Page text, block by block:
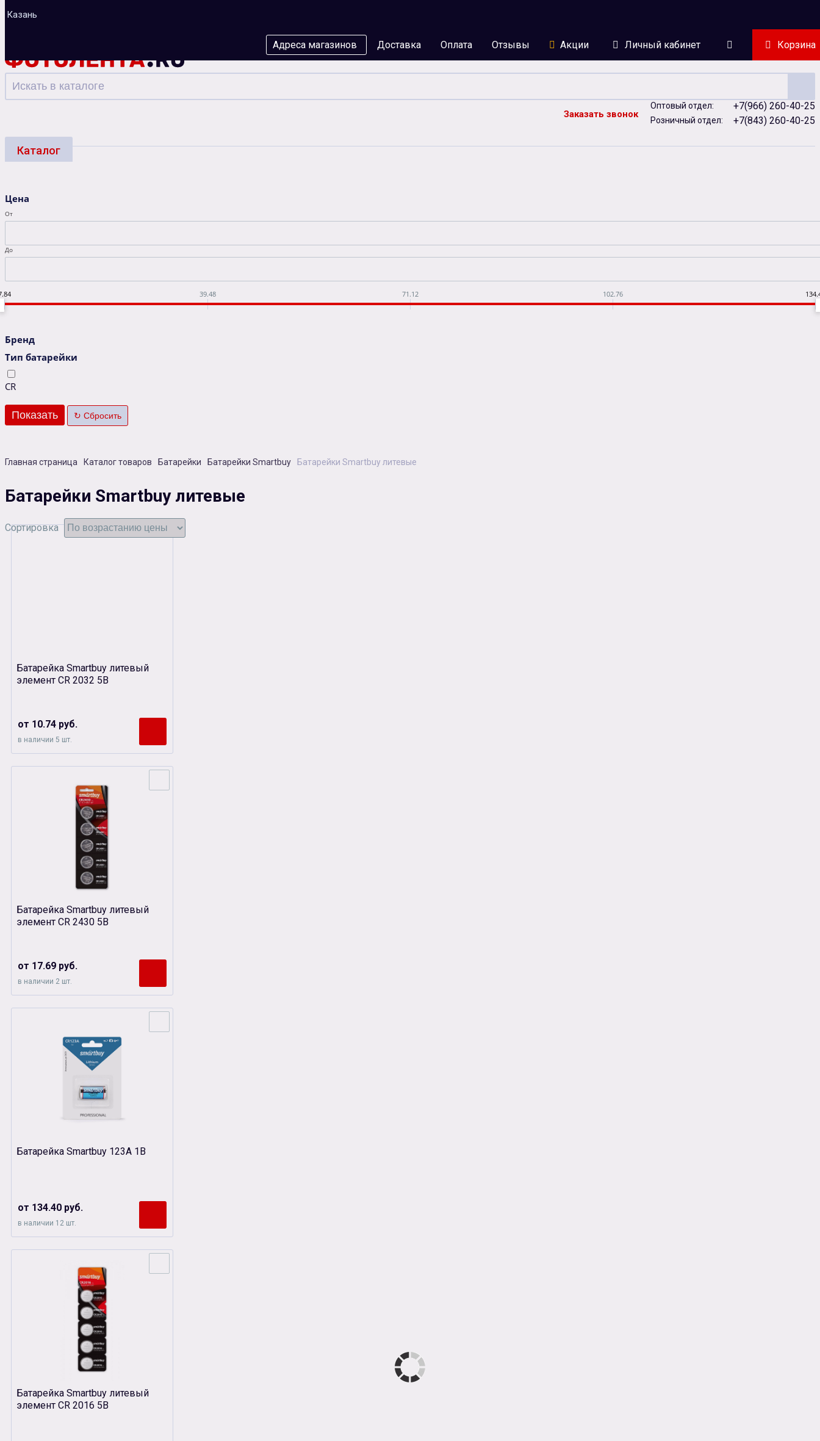
Казань
Адреса магазинов Доставка Оплата Отзывы Акции Личный кабинет Корзина
Заказать звонок
Оптовый отдел: +7(966) 260-40-25
Розничный отдел: +7(843) 260-40-25
Каталог
Цена
От
До
39.48 71.12 102.76
Бренд
Тип батарейки
CR
Главная страница Каталог товаров Батарейки Батарейки Smartbuy Батарейки Smartbuy литевые
Батарейки Smartbuy литевые
Сортировка
Батарейка Smartbuy литевый
элемент CR 2032 5B
от 10.74 руб.
в наличии 5 шт.
Батарейка Smartbuy литевый
элемент CR 2430 5B
от 17.69 руб.
в наличии 2 шт.
Батарейка Smartbuy 123A 1B
от 134.40 руб.
в наличии 12 шт.
Батарейка Smartbuy литевый
элемент CR 2016 5B